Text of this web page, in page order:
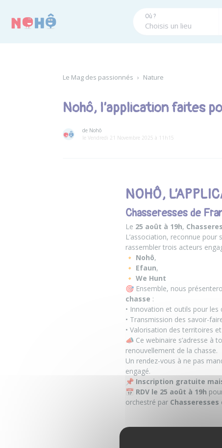
Où ?
Le Mag des passionnés › Nature
Nohô, l’application faites
de Nohô
le Vendredi 21 Novembre 2025 à 11h15
NOHÔ,
Chasseresses de
Le 25 août à 19h,
L’association, reconnue pour
rassembler trois acteurs
🔸 Nohô,
🔸 Efaun,
🔸 We Hunt
🎯 Ensemble, nous
chasse :
• Innovation et outils pour les
• Transmission des savoir-
• Valorisation des territoires
📣 Ce webinaire s’adresse à
renouvellement de la chasse.
Un rendez-vous à ne pas
engagé.
📌 Inscription gratuite
📅 RDV le 25 août à 19h
orchestré par Chasseresses